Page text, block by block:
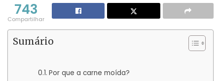
743
Compartilhar
Sumário
Por que a carne moída?